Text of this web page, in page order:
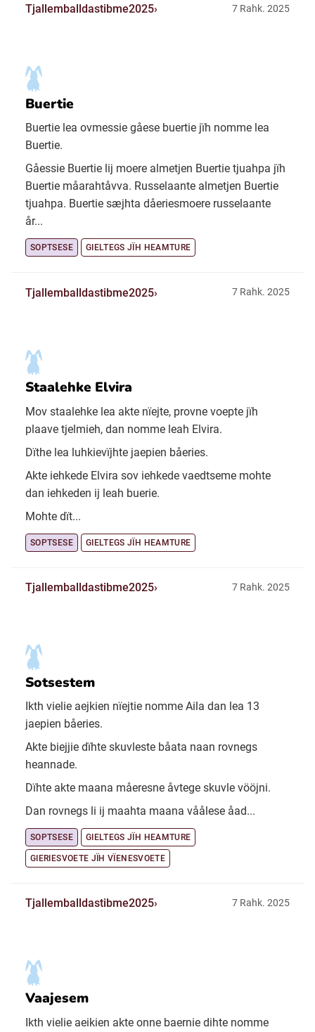
Tjallemballdastibme2025 7 Rahk. 2025
Buertie
Buertie lea ovmessie gåese buertie jïh nomme lea
Buertie.
Gåessie Buertie lij moere almetjen Buertie tjuahpa jïh
Buertie måarahtåvva. Russelaante almetjen Buertie
tjuahpa. Buertie sæjhta dåeriesmoere russelaante
år...
SOPTSESE GIELTEGS JÏH HEAMTURE
Tjallemballdastibme2025 7 Rahk. 2025
Staalehke Elvira
Mov staalehke lea akte nïejte, provne voepte jïh
plaave tjelmieh, dan nomme leah Elvira.
Dïthe lea luhkievïjhte jaepien båeries.
Akte iehkede Elvira sov iehkede vaedtseme mohte
dan iehkeden ij leah buerie.
Mohte dït...
SOPTSESE GIELTEGS JÏH HEAMTURE
Tjallemballdastibme2025 7 Rahk. 2025
Sotsestem
Ikth vielie aejkien nïejtie nomme Aila dan lea 13
jaepien båeries.
Akte biejjie dïhte skuvleste båata naan rovnegs
heannade.
Dïhte akte maana måeresne åvtege skuvle vööjni.
Dan rovnegs li ij maahta maana våålese åad...
SOPTSESE GIELTEGS JÏH HEAMTURE
GIERIESVOETE JÏH VÏENESVOETE
Tjallemballdastibme2025 7 Rahk. 2025
Vaajesem
Ikth vielie aeikien akte onne baernie dihte nomme